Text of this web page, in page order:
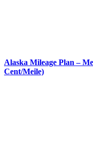
Alaska Mileage Plan –
Cent/Meile)